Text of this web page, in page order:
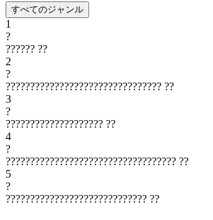
すべてのジャンル
1
?
?????? ??
2
?
???????????????????????????????? ??
3
?
???????????????????? ??
4
?
??????????????????????????????????? ??
5
?
????????????????????????????? ??